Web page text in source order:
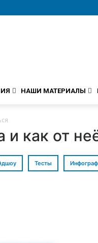
НАШИ МАТЕРИАЛЫ
как от
Тесты